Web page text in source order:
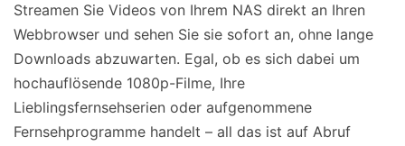
Streamen Sie Videos von Ihrem NAS direkt an Ihren
Webbrowser und sehen Sie sie sofort an, ohne lange
Downloads abzuwarten. Egal, ob es sich dabei um
hochauflösende 1080p-Filme, Ihre
Lieblingsfernsehserien oder aufgenommene
Fernsehprogramme handelt – all das ist auf Abruf